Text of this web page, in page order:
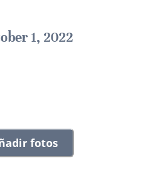
1, 2022
fotos